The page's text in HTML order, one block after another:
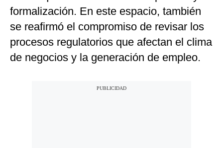
formalización. En este espacio, también
se reafirmó el compromiso de revisar los
procesos regulatorios que afectan el clima
de negocios y la generación de empleo.